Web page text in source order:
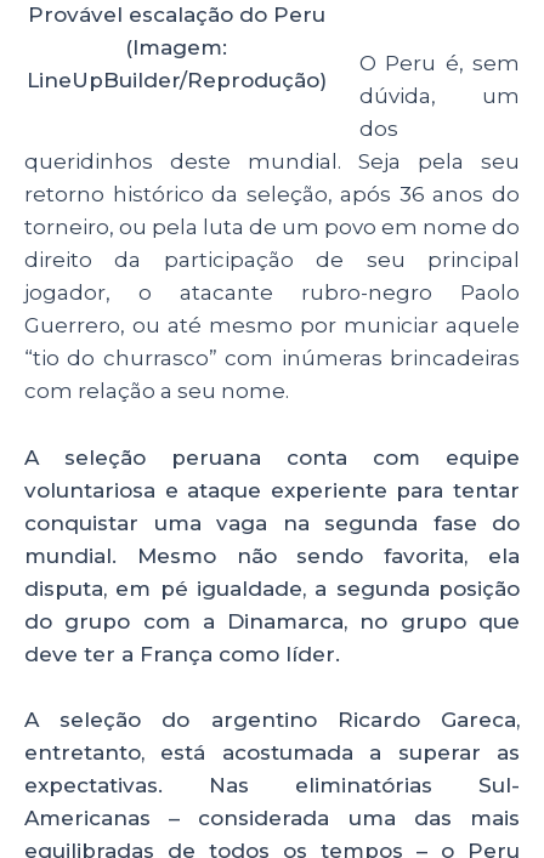
Provável escalação do Peru
(Imagem:
LineUpBuilder/Reprodução)
O Peru é, sem
dúvida, um
dos
queridinhos deste mundial. Seja pela seu
retorno histórico da seleção, após 36 anos do
torneiro, ou pela luta de um povo em nome do
direito da participação de seu principal
jogador, o atacante rubro-negro Paolo
Guerrero, ou até mesmo por municiar aquele
“tio do churrasco” com inúmeras brincadeiras
com relação a seu nome.
A seleção peruana conta com equipe
voluntariosa e ataque experiente para tentar
conquistar uma vaga na segunda fase do
mundial. Mesmo não sendo favorita, ela
disputa, em pé igualdade, a segunda posição
do grupo com a Dinamarca, no grupo que
deve ter a França como líder.
A seleção do argentino Ricardo Gareca,
entretanto, está acostumada a superar as
expectativas. Nas eliminatórias Sul-
Americanas – considerada uma das mais
equilibradas de todos os tempos – o Peru